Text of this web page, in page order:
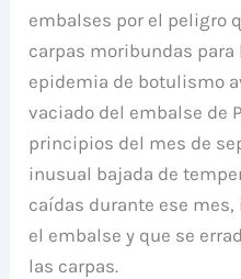
embalses por el peligro
carpas moribundas para
epidemia de botulismo
vaciado del embalse de
principios del mes de
inusual bajada de
caídas durante ese
el embalse y que se
las carpas.